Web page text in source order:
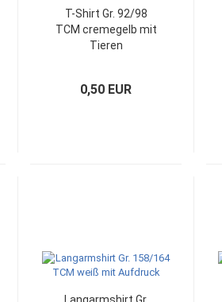
T-Shirt Gr. 92/98
TCM cremegelb mit
Tieren
0,50 EUR
Langarmshirt Gr.